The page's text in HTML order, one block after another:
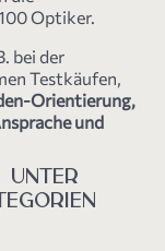
Optiker.
bei der
Testkäufen,
Orientierung,
und
UNTER